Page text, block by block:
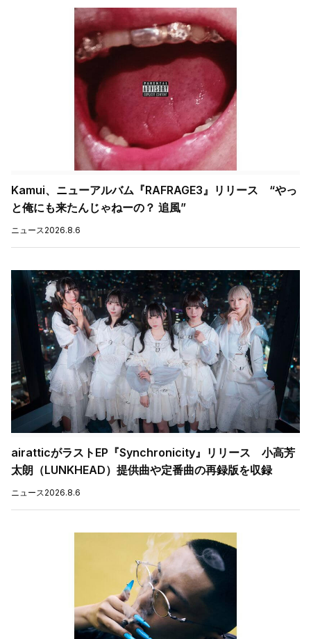
Kamui、ニューアルバム『RAFRAGE3』リリース “やっ
と俺にも来たんじゃねーの？ 追風”
ニュース2026.8.6
airatticがラストEP『Synchronicity』リリース 小高芳
太朗（LUNKHEAD）提供曲や定番曲の再録版を収録
ニュース2026.8.6